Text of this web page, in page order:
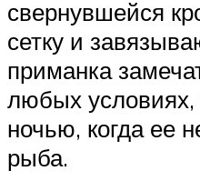
свернувшейся
сетку и
приманка
любых условиях,
ночью, когда ее
рыба.